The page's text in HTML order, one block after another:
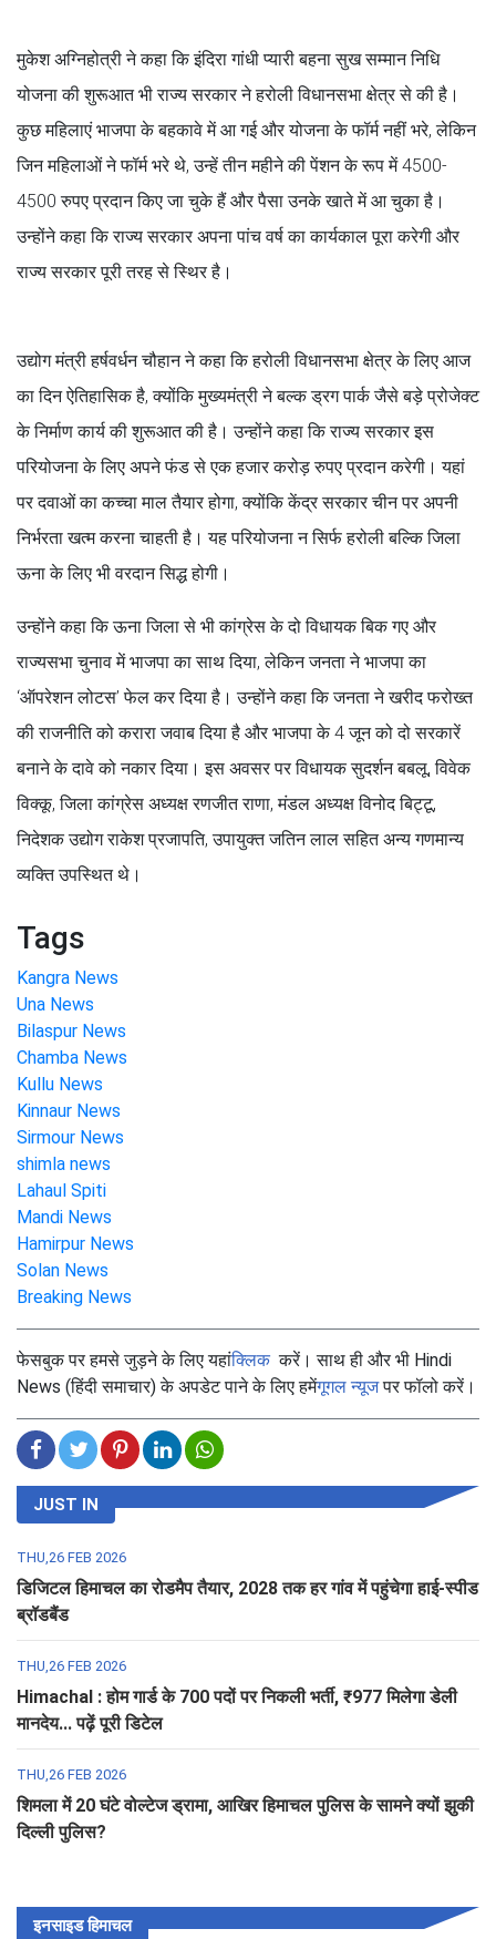
मुकेश अग्निहोत्री ने कहा कि इंदिरा गांधी प्यारी बहना सुख सम्मान निधि
योजना की शुरूआत भी राज्य सरकार ने हरोली विधानसभा क्षेत्र से की है।
कुछ महिलाएं भाजपा के बहकावे में आ गई और योजना के फॉर्म नहीं भरे, लेकिन
जिन महिलाओं ने फॉर्म भरे थे, उन्हें तीन महीने की पेंशन के रूप में 4500-
4500 रुपए प्रदान किए जा चुके हैं और पैसा उनके खाते में आ चुका है।
उन्होंने कहा कि राज्य सरकार अपना पांच वर्ष का कार्यकाल पूरा करेगी और
राज्य सरकार पूरी तरह से स्थिर है।
उद्योग मंत्री हर्षवर्धन चौहान ने कहा कि हरोली विधानसभा क्षेत्र के लिए आज
का दिन ऐतिहासिक है, क्योंकि मुख्यमंत्री ने बल्क ड्रग पार्क जैसे बड़े प्रोजेक्ट
के निर्माण कार्य की शुरूआत की है। उन्होंने कहा कि राज्य सरकार इस
परियोजना के लिए अपने फंड से एक हजार करोड़ रुपए प्रदान करेगी। यहां
पर दवाओं का कच्चा माल तैयार होगा, क्योंकि केंद्र सरकार चीन पर अपनी
निर्भरता खत्म करना चाहती है। यह परियोजना न सिर्फ हरोली बल्कि जिला
ऊना के लिए भी वरदान सिद्ध होगी।
उन्होंने कहा कि ऊना जिला से भी कांग्रेस के दो विधायक बिक गए और
राज्यसभा चुनाव में भाजपा का साथ दिया, लेकिन जनता ने भाजपा का
‘ऑपरेशन लोटस’ फेल कर दिया है। उन्होंने कहा कि जनता ने खरीद फरोख्त
की राजनीति को करारा जवाब दिया है और भाजपा के 4 जून को दो सरकारें
बनाने के दावे को नकार दिया। इस अवसर पर विधायक सुदर्शन बबलू, विवेक
विक्कू, जिला कांग्रेस अध्यक्ष रणजीत राणा, मंडल अध्यक्ष विनोद बिट्टू,
निदेशक उद्योग राकेश प्रजापति, उपायुक्त जतिन लाल सहित अन्य गणमान्य
व्यक्ति उपस्थित थे।
Tags
Kangra News
Una News
Bilaspur News
Chamba News
Kullu News
Kinnaur News
Sirmour News
shimla news
Lahaul Spiti
Mandi News
Hamirpur News
Solan News
Breaking News
फेसबुक पर हमसे जुड़ने के लिए यहांक्लिककरें। साथ ही और भी Hindi
News (हिंदी समाचार) के अपडेट पाने के लिए हमेंगूगल न्यूजपर फॉलो करें।
JUST IN
THU,26 FEB 2026
डिजिटल हिमाचल का रोडमैप तैयार, 2028 तक हर गांव में पहुंचेगा हाई-स्पीड
ब्रॉडबैंड
THU,26 FEB 2026
Himachal : होम गार्ड के 700 पदों पर निकली भर्ती, ₹977 मिलेगा डेली
मानदेय... पढ़ें पूरी डिटेल
THU,26 FEB 2026
शिमला में 20 घंटे वोल्टेज ड्रामा, आखिर हिमाचल पुलिस के सामने क्यों झुकी
दिल्ली पुलिस?
इनसाइड हिमाचल